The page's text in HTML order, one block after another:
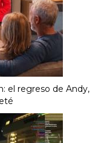
el regreso de Andy,